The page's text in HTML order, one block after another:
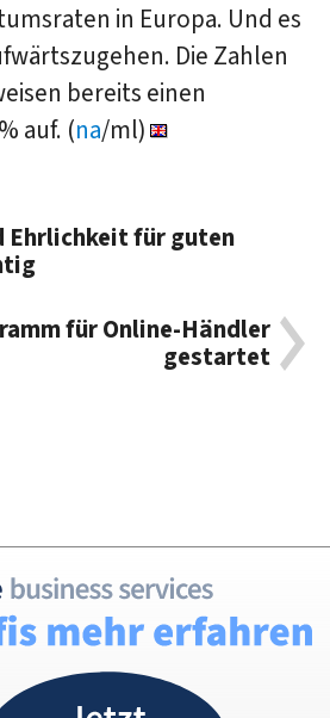
in Europa. Und es
Die Zahlen
bereits einen
auf. (na/ml)
Ehrlichkeit für guten
für Online-Händler
gestartet